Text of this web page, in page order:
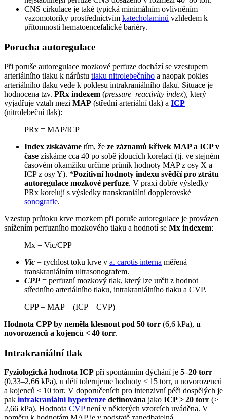
CNS cirkulace je také typická minimálním ovlivněním
vazomotoriky prostřednictvím katecholaminů vzhledem k
přítomnosti hematoencefalické bariéry.
Porucha autoregulace
Při poruše autoregulace mozkové perfuze dochází se vzestupem
arteriálního tlaku k nárůstu tlaku nitrolebečního a naopak pokles
arteriálního tlaku vede k poklesu intrakraniálního tlaku. Situace je
hodnocena tzv. PRx indexem (pressure–reactivity index), který
vyjadřuje vztah mezi MAP (střední arteriální tlak) a ICP
(nitrolebeční tlak):
PRx = MAP/ICP
Index získáváme tím, že ze záznamů křivek MAP a ICP v
čase získáme cca 40 po sobě jdoucích korelací (tj. ve stejném
časovém okamžiku určíme průnik hodnoty MAP z osy X a
ICP z osy Y). *Pozitivní hodnoty indexu svědčí pro ztrátu
autoregulace mozkové perfuze. V praxi dobře výsledky
PRx korelují s výsledky transkraniální dopplerovské
sonografie.
Vzestup průtoku krve mozkem při poruše autoregulace je provázen
snížením perfuzního mozkového tlaku a hodnotí se Mx indexem:
Mx = Vic/CPP
Vic = rychlost toku krve v a. carotis interna měřená
transkraniálním ultrasonografem.
CPP = perfuzní mozkový tlak, který lze určit z hodnot
středního arteriálního tlaku, intrakraniálního tlaku a CVP.
CPP = MAP − (ICP + CVP)
Hodnota CPP by neměla klesnout pod 50 torr (6,6 kPa), u
novorozenců a kojenců < 40 torr.
Intrakraniální tlak
Fyziologická hodnota ICP při spontánním dýchání je 5–20 torr
(0,33–2,66 kPa), u dětí tolerujeme hodnoty < 15 torr, u novorozenců
a kojenců < 10 torr. V doporučeních pro intenzivní péči dospělých je
pak intrakraniální hypertenze definována jako ICP > 20 torr (>
2,66 kPa). Hodnota CVPnení v některých vzorcích uváděna. V